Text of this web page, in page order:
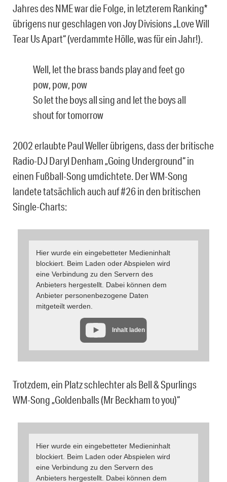
Jahres des NME war die Folge, in letzterem Ranking*
übrigens nur geschlagen von Joy Divisions „Love Will
Tear Us Apart“ (verdammte Hölle, was für ein Jahr!).
Well, let the brass bands play and feet go
pow, pow, pow
So let the boys all sing and let the boys all
shout for tomorrow
2002 erlaubte Paul Weller übrigens, dass der britische
Radio-DJ Daryl Denham „Going Underground“ in
einen Fußball-Song umdichtete. Der WM-Song
landete tatsächlich auch auf #26 in den britischen
Single-Charts:
Hier wurde ein eingebetteter Medieninhalt
blockiert. Beim Laden oder Abspielen wird
eine Verbindung zu den Servern des
Anbieters hergestellt. Dabei können dem
Anbieter personenbezogene Daten
mitgeteilt werden.
Inhalt laden
Trotzdem, ein Platz schlechter als Bell & Spurlings
WM-Song „Goldenballs (Mr Beckham to you)“
Hier wurde ein eingebetteter Medieninhalt
blockiert. Beim Laden oder Abspielen wird
eine Verbindung zu den Servern des
Anbieters hergestellt. Dabei können dem